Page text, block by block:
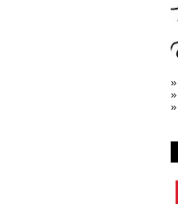
»
»
»